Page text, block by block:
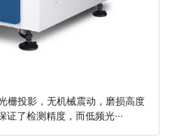
栅投影，无机械震动，磨损高度
了检测精度，而低频光···